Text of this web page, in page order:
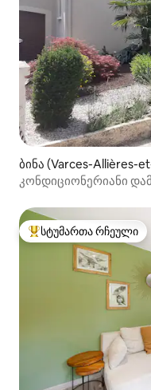
ბინა (Varces-Allières-
კონდიციონერიანი
სტუმართა რჩეული
სტუმართა რჩეული